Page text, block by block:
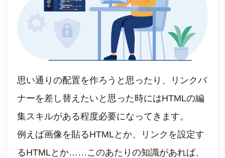
思い通りの配置を作ろうと思ったり、リンクバ
ナーを差し替えたいと思った時にはHTMLの編
集スキルがある程度必要になってきます。
例えば画像を貼るHTMLとか、リンクを設定す
るHTMLとか……このあたりの知識があれば、